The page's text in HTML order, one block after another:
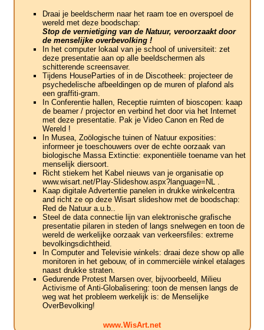
Draai je beeldscherm naar het raam toe en overspoel de
wereld met deze boodschap:
Stop de vernietiging van de Natuur, veroorzaakt door
de menselijke overbevolking !
In het computer lokaal van je school of universiteit: zet
deze presentatie aan op alle beeldschermen als
schitterende screensaver.
Tijdens HouseParties of in de Discotheek: projecteer de
psychedelische afbeeldingen op de muren of plafond als
een graffiti-gram.
In Conferentie hallen, Receptie ruimten of bioscopen: kaap
de beamer / projector en verbind het door via het Internet
met deze presentatie. Pak je Video Canon en Red de
Wereld !
In Musea, Zoölogische tuinen of Natuur exposities:
informeer je toeschouwers over de echte oorzaak van
biologische Massa Extinctie: exponentiële toename van het
menselijk diersoort.
Richt stiekem het Kabel nieuws van je organisatie op
www.wisart.net/Play-Slideshow.aspx?language=NL .
Kaap digitale Advertentie panelen in drukke winkelcentra
and richt ze op deze Wisart slideshow met de boodschap:
Red de Natuur a.u.b..
Steel de data connectie lijn van elektronische grafische
presentatie pilaren in steden of langs snelwegen en toon de
wereld de werkelijke oorzaak van verkeersfiles: extreme
bevolkingsdichtheid.
In Computer and Televisie winkels: draai deze show op alle
monitoren in het gebouw, of in commerciële winkel etalages
naast drukke straten.
Gedurende Protest Marsen over, bijvoorbeeld, Milieu
Activisme of Anti-Globalisering: toon de mensen langs de
weg wat het probleem werkelijk is: de Menselijke
OverBevolking!
www.WisArt.net